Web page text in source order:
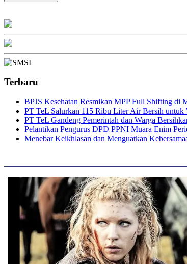
Terbaru
BPJS Kesehatan Resmikan MPP Full Shifting di
PT TeL Salurkan 115 Ribu Liter Air Bersih untuk
PT TeL Gandeng Pemerintah dan Warga
Pelantikan Pengurus DPD PPNI Muara Enim
Menebar Keikhlasan dan Menguatkan